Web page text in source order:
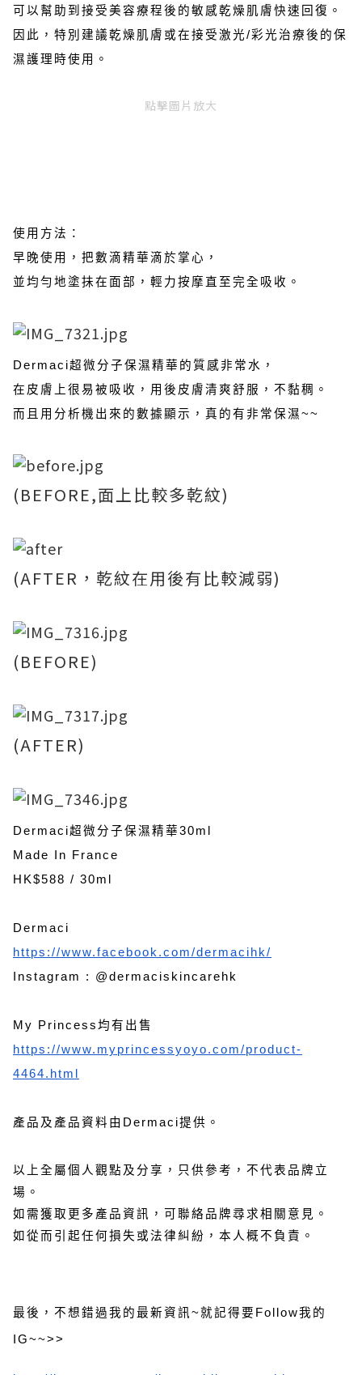
可以幫助到接受美容療程後的敏感乾燥肌膚快速回復。
因此，特別建議乾燥肌膚或在接受激光/彩光治療後的保
濕護理時使用。
點擊圖片放大
使用方法：
早晚使用，把數滴精華滴於掌心，
並均勻地塗抺在面部，輕力按摩直至完全吸收。
Dermaci超微分子保濕精華的質感非常水，
在皮膚上很易被吸收，用後皮膚清爽舒服，不黏稠。
而且用分析機出來的數據顯示，真的有非常保濕~~
(BEFORE,面上比較多乾紋)
(AFTER，乾紋在用後有比較減弱)
(BEFORE)
(AFTER)
Dermaci超微分子保濕精華30ml
Made In France
HK$588 / 30ml
Dermaci
https://www.facebook.com/dermacihk/
Instagram : @dermaciskincarehk
My Princess均有出售
https://www.myprincessyoyo.com/product-
4464.html
產品及產品資料由Dermaci提供。
以上全屬個人觀點及分享，只供參考，不代表品牌立
場。
如需獲取更多產品資訊，可聯絡品牌尋求相關意見。
如從而引起任何損失或法律糾紛，本人概不負責。
最後，不想錯過我的最新資訊~就記得要Follow我的
IG~~>>